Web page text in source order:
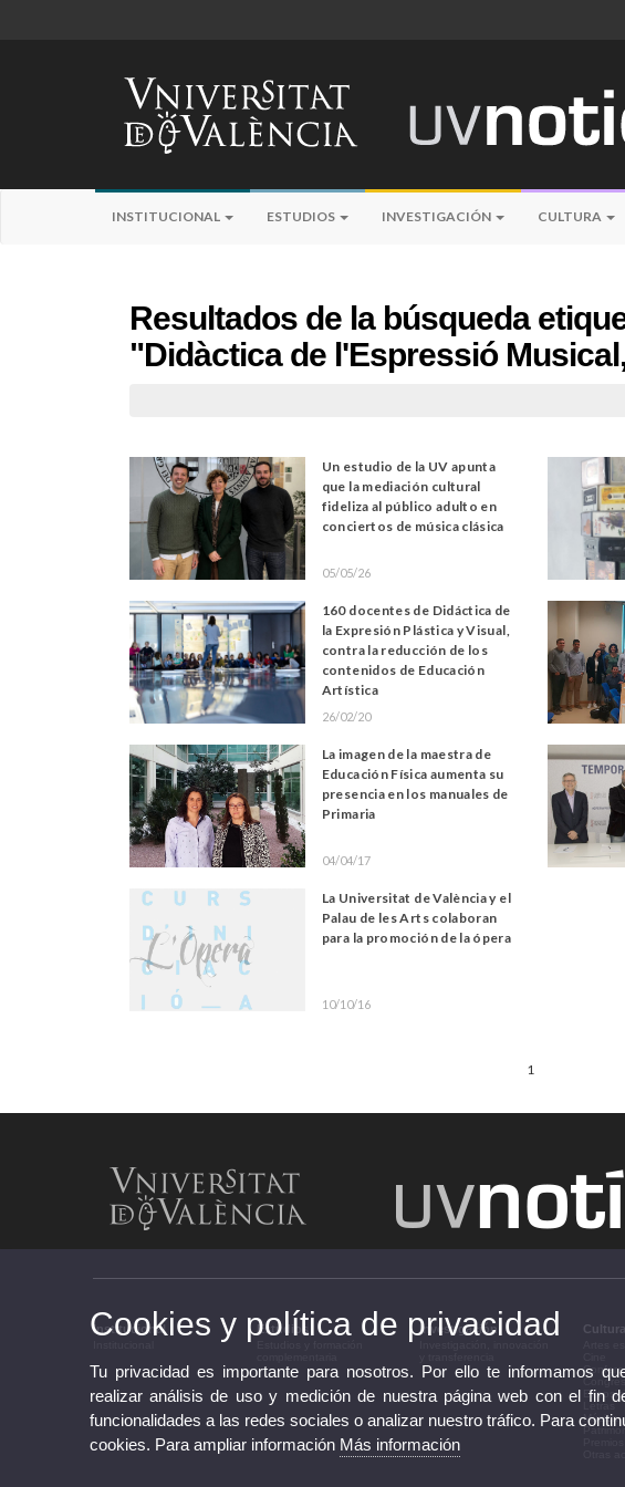
INSTITUCIONAL ESTUDIOS INVESTIGACIÓN CULTURA
Resultados de la búsqueda
"Didàctica de l'Espressió
Un estudio de la UV apunta
que la mediación cultural
fideliza al público adulto en
conciertos de música clásica
05/05/26
160 docentes de Didáctica de
la Expresión Plástica y Visual,
contra la reducción de los
contenidos de Educación
Artística
26/02/20
La imagen de la maestra de
Educación Física aumenta su
presencia en los manuales de
Primaria
04/04/17
La Universitat de València y el
Palau de les Arts colaboran
para la promoción de la ópera
10/10/16
1
Institucional Estudios Investigación Cultura
Letras
Música
Cookies y política de privacidad
Tu privacidad es importante para nosotros. Por ello te informamos
realizar análisis de uso y medición de nuestra página web con el fin
funcionalidades a las redes sociales o analizar nuestro tráfico. Para
cookies. Para ampliar información Más información